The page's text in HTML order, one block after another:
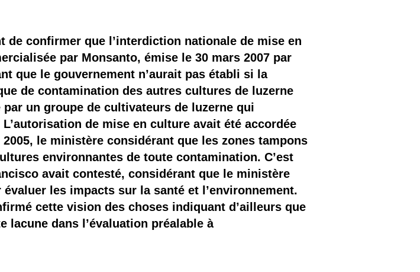
les inconvénients des OGM ?
de confirmer que l’interdiction nationale de mise en
par Monsanto, émise le 30 mars 2007 par
que le gouvernement n’aurait pas établi si la
de contamination des autres cultures de luzerne
un groupe de cultivateurs de luzerne qui
de mise en culture avait été accordée
le ministère considérant que les zones tampons
environnantes de toute contamination. C’est
avait contesté, considérant que le ministère
les impacts sur la santé et l’environnement.
cette vision des choses indiquant d’ailleurs que
lacune dans l’évaluation préalable à